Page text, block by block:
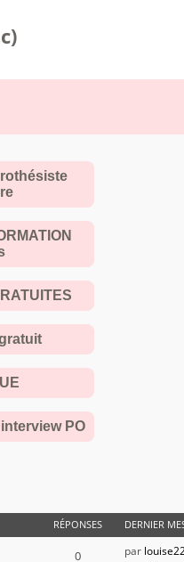
PO
RÉPONSES DERNIER
0 par